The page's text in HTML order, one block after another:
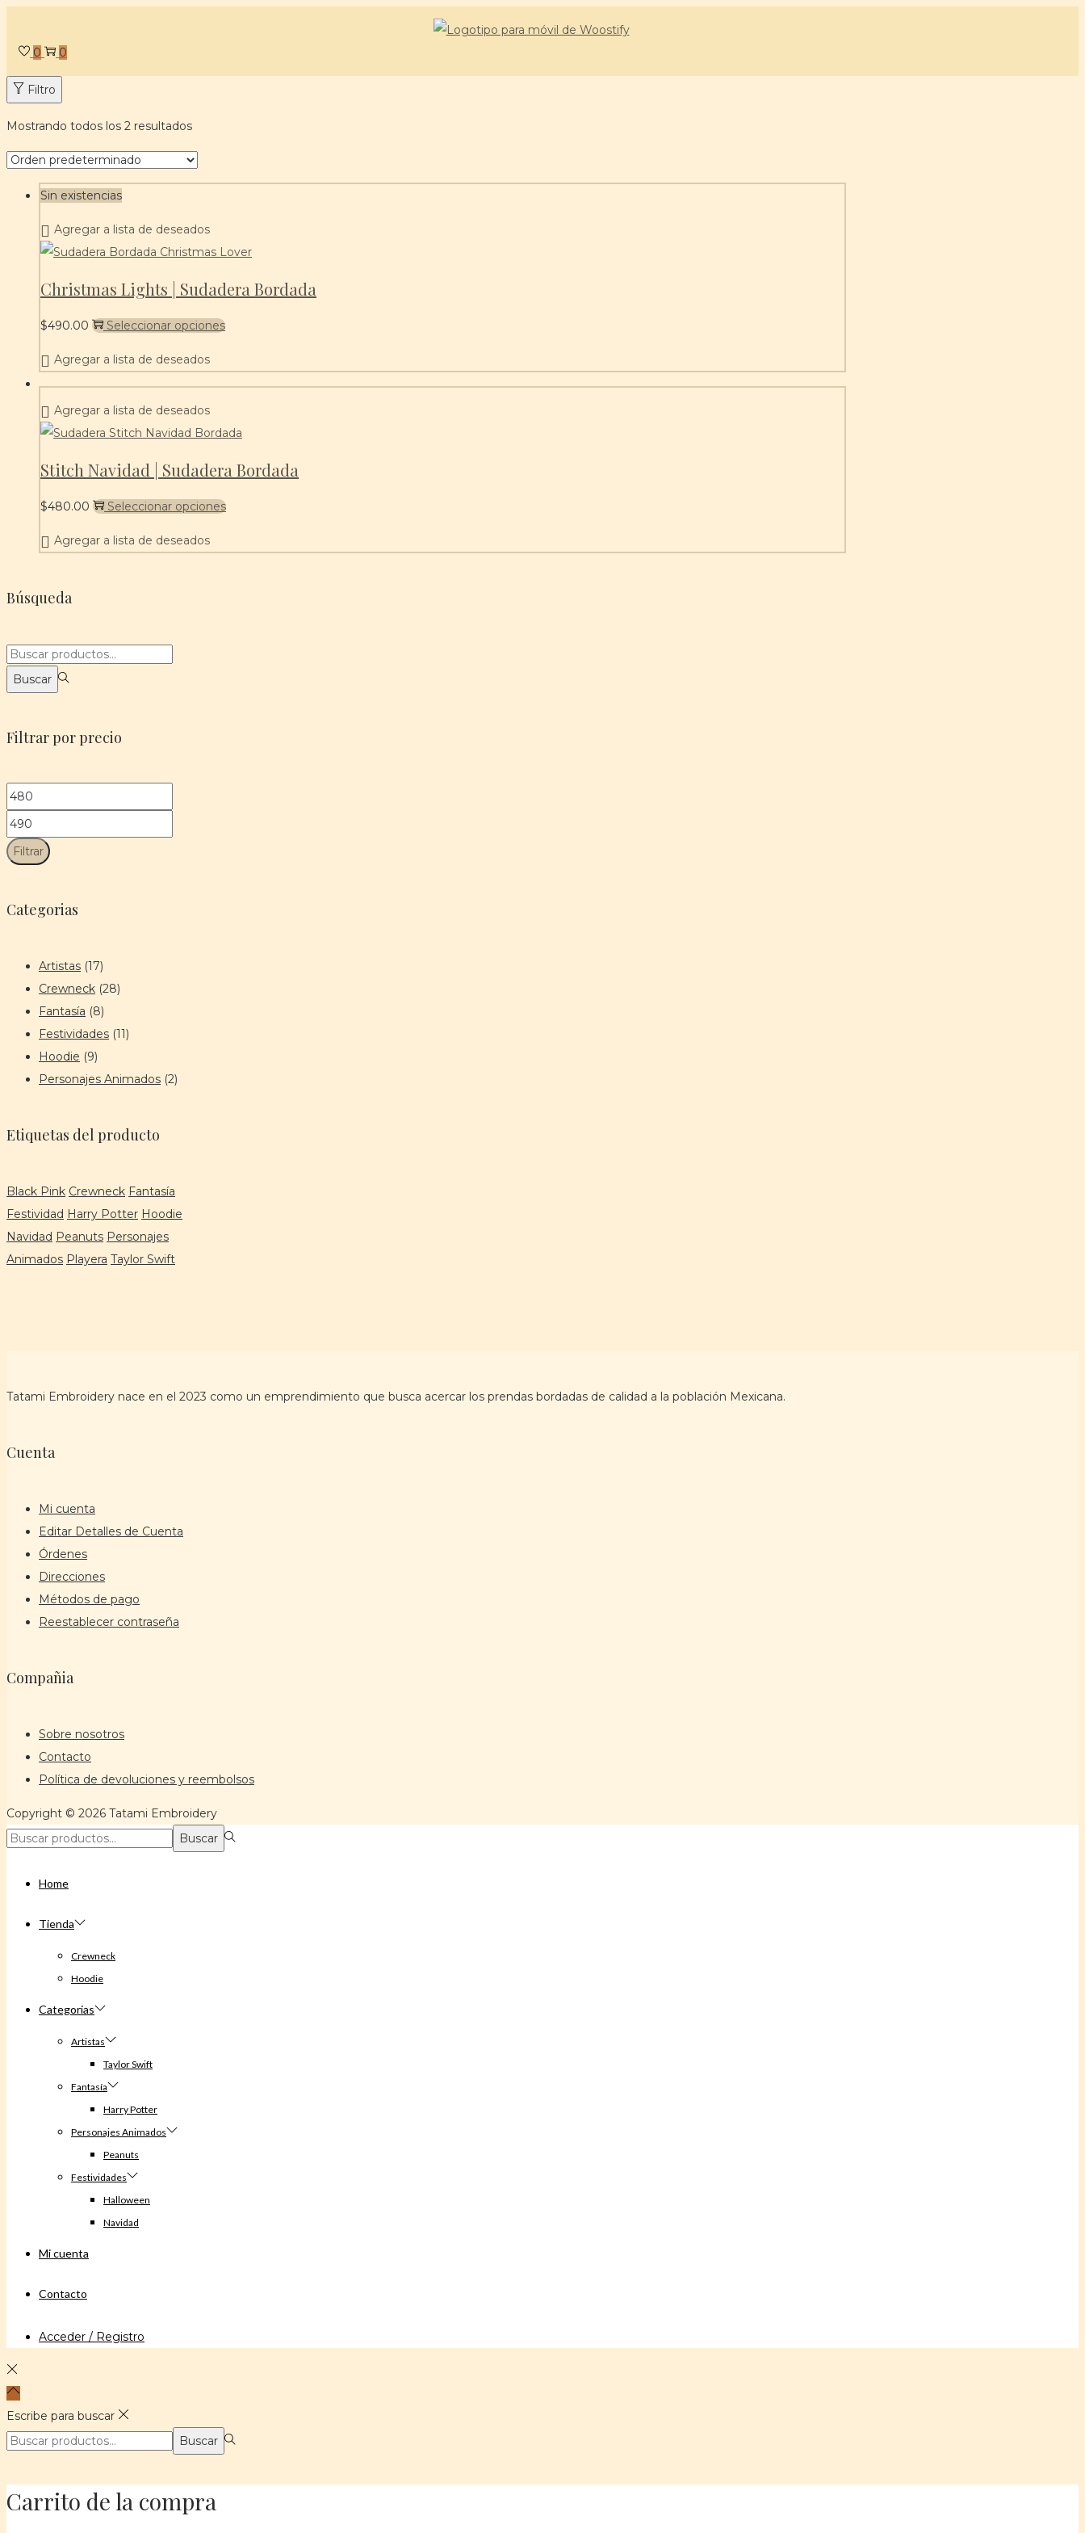
a
la
navegación
al
contenido
0 0
Filtro
Mostrando todos los 2 resultados
Sin existencias
Agregar a lista de deseados
Christmas Lights | Sudadera Bordada
$490.00 Seleccionar opcionesEste
tiene
múltiples
Las
opciones
se
pueden
en
Agregar a lista de deseados
Agregar a lista de deseados
Stitch Navidad | Sudadera Bordada
$480.00 Seleccionar opcionesEste
tiene
Agregar a lista de deseados
Búsqueda
Búsqueda
para:>
Buscar
Filtrar por precio
Precio
mínimo
máximo
Filtrar
Categorias
Artistas (17)
Crewneck (28)
Fantasía (8)
Festividades (11)
Hoodie (9)
Personajes Animados (2)
Etiquetas del producto
Black Pink Crewneck Fantasía
Festividad Harry Potter Hoodie
Navidad Peanuts Personajes
Animados Playera Taylor Swift
Tatami Embroidery nace en el 2023 como un emprendimiento que busca acercar los prendas bordadas de calidad a la población Mexicana.
Cuenta
Mi cuenta
Editar Detalles de Cuenta
Órdenes
Direcciones
Métodos de pago
Reestablecer contraseña
Compañia
Sobre nosotros
Contacto
Política de devoluciones y reembolsos
Copyright © 2026 Tatami Embroidery
Búsqueda
Buscar
Home
Tienda
Crewneck
Hoodie
Categorias
Artistas
Taylor Swift
Fantasía
Harry Potter
Personajes Animados
Peanuts
Festividades
Halloween
Navidad
Mi cuenta
Contacto
Acceder / Registro
Escribe para buscar
Búsqueda
Buscar
Carrito de la compra